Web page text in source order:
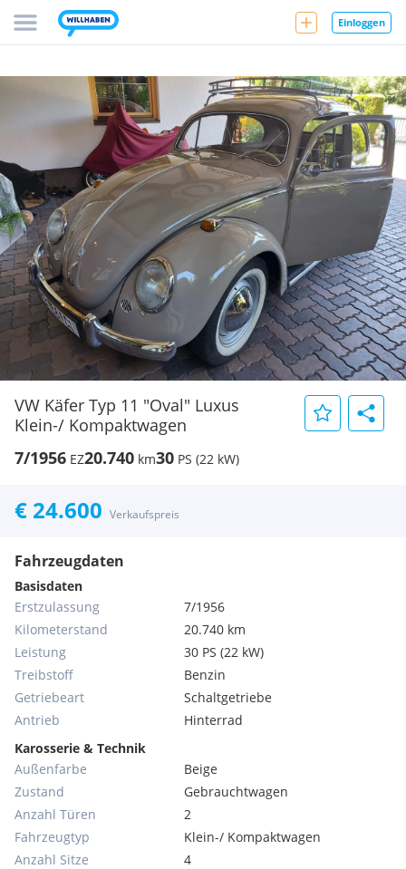
Einloggen
VW Käfer Typ 11 "Oval" Luxus
Klein-/ Kompaktwagen
7/1956 EZ20.740 km30 PS (22 kW)
€ 24.600 Verkaufspreis
Fahrzeugdaten
Basisdaten
Erstzulassung
7/1956
Kilometerstand
20.740 km
Leistung
30 PS (22 kW)
Treibstoff
Benzin
Getriebeart
Schaltgetriebe
Antrieb
Hinterrad
Karosserie & Technik
Außenfarbe
Beige
Zustand
Gebrauchtwagen
Anzahl Türen
2
Fahrzeugtyp
Klein-/ Kompaktwagen
Anzahl Sitze
4